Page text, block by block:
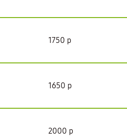
1750 р
1650 р
2000 р